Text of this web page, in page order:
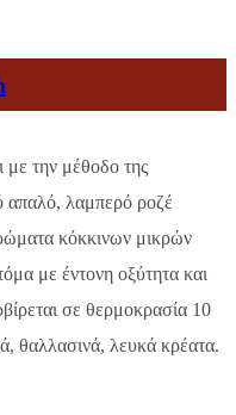
με την μέθοδο της
απαλό, λαμπερό ροζέ
κόκκινων μικρών
με έντονη οξύτητα και
σε θερμοκρασία 10
θαλλασινά, λευκά κρέατα.